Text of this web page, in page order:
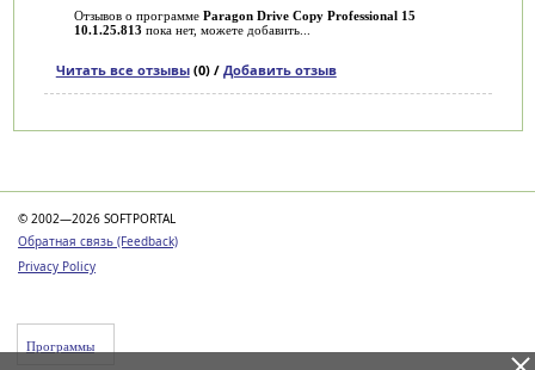
Отзывов о программе Paragon Drive Copy Professional 15
10.1.25.813 пока нет, можете добавить...
Читать все отзывы(0) / Добавить отзыв
© 2002—2026 SOFTPORTAL
Обратная связь (Feedback)
Privacy Policy
Программы